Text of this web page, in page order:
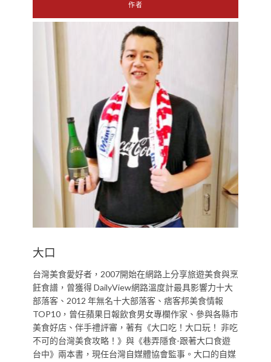
作者
大口
台灣美食愛好者，2007開始在網路上分享旅遊美食與烹
飪食譜，曾獲得 DailyView網路溫度計最具影響力十大
部落客、2012 年無名十大部落客、痞客邦美食情報
TOP10，曾任蘋果日報飲食男女專欄作家、參與各縣市
美食好店、伴手禮評審，著有《大口吃！大口玩！ 非吃
不可的台灣美食攻略！》與《巷弄隱食-跟著大口食遊
台中》兩本書，現任台灣自媒體協會監事。大口的自媒